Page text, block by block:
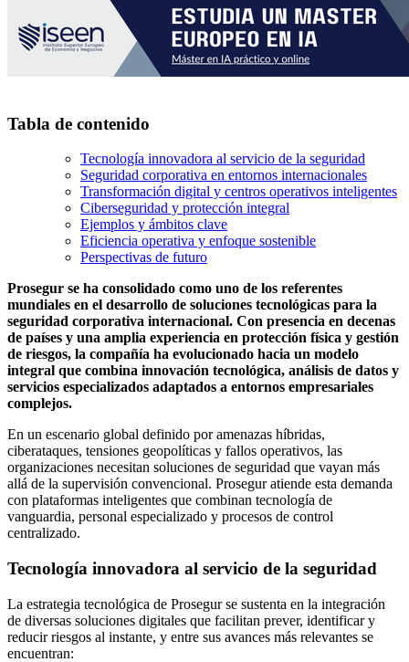
Tabla de contenido
Tecnología innovadora al servicio de la seguridad
Seguridad corporativa en entornos internacionales
Transformación digital y centros operativos inteligentes
Ciberseguridad y protección integral
Ejemplos y ámbitos clave
Eficiencia operativa y enfoque sostenible
Perspectivas de futuro
Prosegur se ha consolidado como uno de los referentes
mundiales en el desarrollo de soluciones tecnológicas para la
seguridad corporativa internacional. Con presencia en decenas
de países y una amplia experiencia en protección física y gestión
de riesgos, la compañía ha evolucionado hacia un modelo
integral que combina innovación tecnológica, análisis de datos y
servicios especializados adaptados a entornos empresariales
complejos.
En un escenario global definido por amenazas híbridas,
ciberataques, tensiones geopolíticas y fallos operativos, las
organizaciones necesitan soluciones de seguridad que vayan más
allá de la supervisión convencional. Prosegur atiende esta demanda
con plataformas inteligentes que combinan tecnología de
vanguardia, personal especializado y procesos de control
centralizado.
Tecnología innovadora al servicio de la seguridad
La estrategia tecnológica de Prosegur se sustenta en la integración
de diversas soluciones digitales que facilitan prever, identificar y
reducir riesgos al instante, y entre sus avances más relevantes se
encuentran: